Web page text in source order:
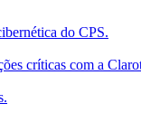
do CPS.
críticas com a